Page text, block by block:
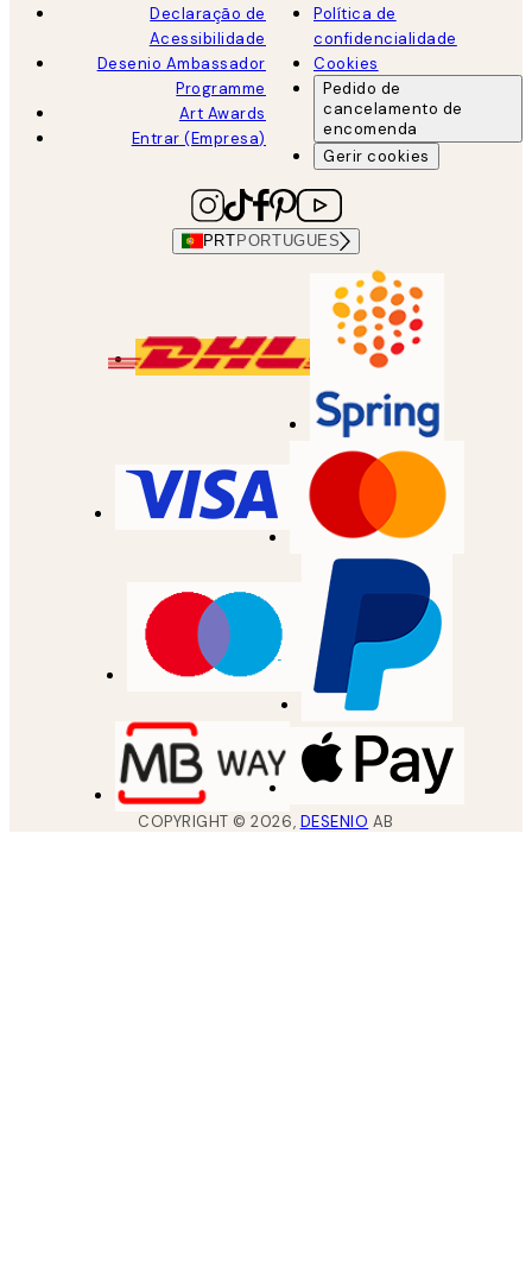
Declaração de
Acessibilidade
Desenio Ambassador
Programme
Art Awards
Entrar (Empresa)
Política de
confidencialidade
Cookies
Pedido de
cancelamento de
encomenda
Gerir cookies
PRT PORTUGUES
COPYRIGHT ©2026, DESENIO AB